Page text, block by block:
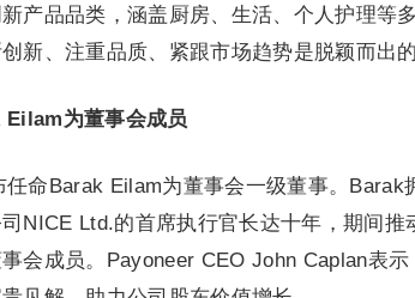
产品品类，涵盖厨房、生活、个人护理等
新、注重品质、紧跟市场趋势是脱颖而出的
为董事会成员
命Barak Eilam为董事会一级董事。Barak
NICE Ltd.的首席执行官长达十年，期间推
会成员。Payoneer CEO John Caplan表